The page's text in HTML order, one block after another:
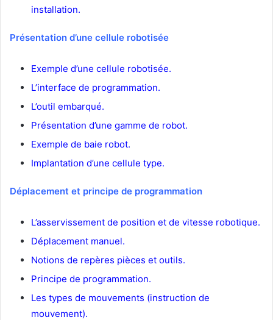
installation.
Présentation d’une cellule robotisée
Exemple d’une cellule robotisée.
L’interface de programmation.
L’outil embarqué.
Présentation d’une gamme de robot.
Exemple de baie robot.
Implantation d’une cellule type.
Déplacement et principe de programmation
L’asservissement de position et de vitesse robotique.
Déplacement manuel.
Notions de repères pièces et outils.
Principe de programmation.
Les types de mouvements (instruction de
mouvement).